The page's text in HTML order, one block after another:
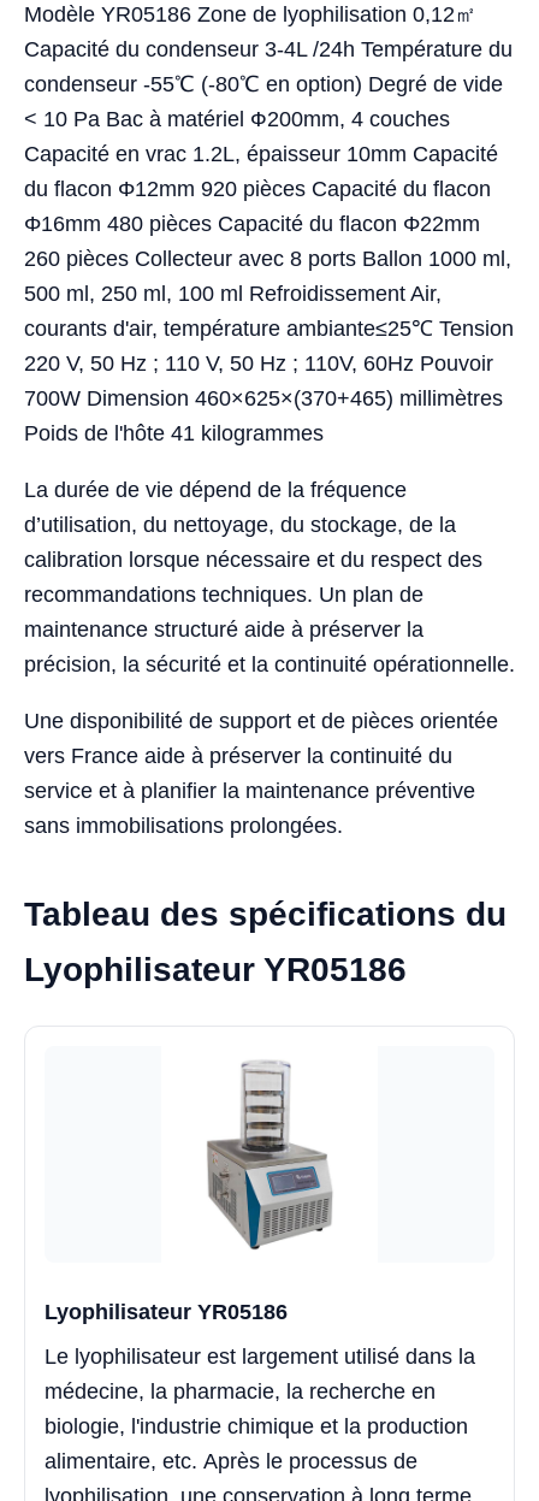
Modèle YR05186 Zone de lyophilisation 0,12㎡
Capacité du condenseur 3-4L /24h Température du
condenseur -55℃ (-80℃ en option) Degré de vide
< 10 Pa Bac à matériel Ф200mm, 4 couches
Capacité en vrac 1.2L, épaisseur 10mm Capacité
du flacon Φ12mm 920 pièces Capacité du flacon
Φ16mm 480 pièces Capacité du flacon Φ22mm
260 pièces Collecteur avec 8 ports Ballon 1000 ml,
500 ml, 250 ml, 100 ml Refroidissement Air,
courants d'air, température ambiante≤25℃ Tension
220 V, 50 Hz ; 110 V, 50 Hz ; 110V, 60Hz Pouvoir
700W Dimension 460×625×(370+465) millimètres
Poids de l'hôte 41 kilogrammes
La durée de vie dépend de la fréquence
d’utilisation, du nettoyage, du stockage, de la
calibration lorsque nécessaire et du respect des
recommandations techniques. Un plan de
maintenance structuré aide à préserver la
précision, la sécurité et la continuité opérationnelle.
Une disponibilité de support et de pièces orientée
vers France aide à préserver la continuité du
service et à planifier la maintenance préventive
sans immobilisations prolongées.
Tableau des spécifications du
Lyophilisateur YR05186
Lyophilisateur YR05186
Le lyophilisateur est largement utilisé dans la
médecine, la pharmacie, la recherche en
biologie, l'industrie chimique et la production
alimentaire, etc. Après le processus de